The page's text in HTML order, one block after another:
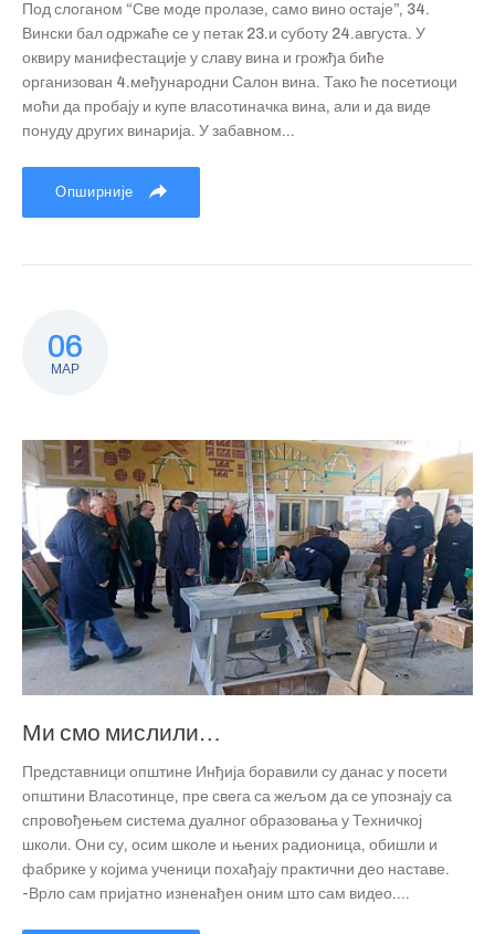
Под слоганом “Све моде пролазе, само вино остаје”, 34.
Вински бал одржаће се у петак 23.и суботу 24.августа. У
оквиру манифестације у славу вина и грожђа биће
организован 4.међународни Салон вина. Тако ће посетиоци
моћи да пробају и купе власотиначка вина, али и да виде
понуду других винарија. У забавном...
Опширније
06
МАР
Ми смо мислили…
Представници општине Инђија боравили су данас у посети
општини Власотинце, пре свега са жељом да се упознају са
спровођењем система дуалног образовања у Техничкој
школи. Они су, осим школе и њених радионица, обишли и
фабрике у којима ученици похађају практични део наставе.
-Врло сам пријатно изненађен оним што сам видео....